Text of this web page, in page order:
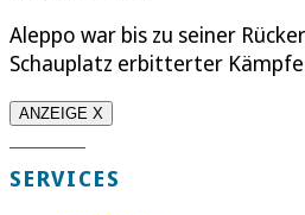
Aleppo war bis zu seiner
Schauplatz erbitterter
ANZEIGE X
SERVICES